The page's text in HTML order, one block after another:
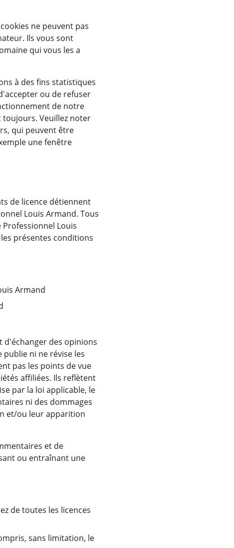
ne peuvent pas
Ils vous sont
qui vous les a
à des fins statistiques
ou de refuser
de notre
toujours. Veuillez noter
qui peuvent être
une fenêtre
de licence détiennent
Louis Armand. Tous
Louis
présentes conditions
Armand
d'échanger des opinions
ni ne révise les
pas les points de vue
affiliées. Ils reflètent
par la loi applicable, le
ni des dommages
et/ou leur apparition
et de
ou entraînant une
de toutes les licences
sans limitation, le